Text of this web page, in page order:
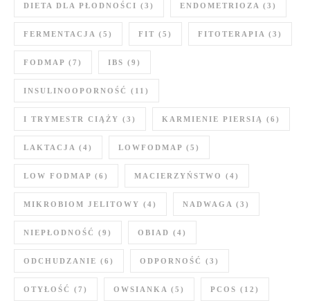
DIETA DLA PŁODNOŚCI (3) ENDOMETRIOZA (3)
FERMENTACJA (5) FIT (5) FITOTERAPIA (3)
FODMAP (7) IBS (9)
INSULINOOPORNOŚĆ (11)
I TRYMESTR CIĄŻY (3) KARMIENIE PIERSIĄ (6)
LAKTACJA (4) LOWFODMAP (5)
LOW FODMAP (6) MACIERZYŃSTWO (4)
MIKROBIOM JELITOWY (4) NADWAGA (3)
NIEPŁODNOŚĆ (9) OBIAD (4)
ODCHUDZANIE (6) ODPORNOŚĆ (3)
OTYŁOŚĆ (7) OWSIANKA (5) PCOS (12)